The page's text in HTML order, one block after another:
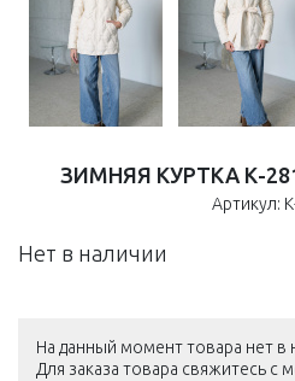
ЗИМНЯЯ КУРТКА К-
Артикул:
Нет в наличии
На данный момент товара нет в
Для заказа товара свяжитесь с